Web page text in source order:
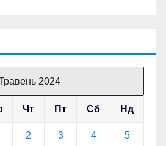
2024
Чт Пт Сб Нд
2 3 4 5